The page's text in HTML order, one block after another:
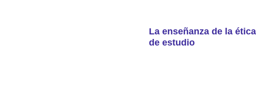
La enseñanza de la
de estudio